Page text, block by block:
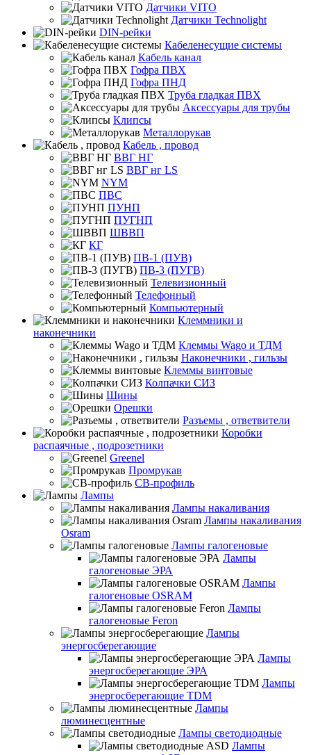
Датчики VITO
Датчики Technolight
DIN-рейки
Кабеленесущие системы
Кабель канал
Гофра ПВХ
Гофра ПНД
Труба гладкая ПВХ
Аксессуары для трубы
Клипсы
Металлорукав
Кабель , провод
ВВГ НГ
ВВГ нг LS
NYM
ПВС
ПУНП
ПУГНП
ШВВП
КГ
ПВ-1 (ПУВ)
ПВ-3 (ПУГВ)
Телевизионный
Телефонный
Компьютерный
Клеммники и
наконечники
Клеммы Wago и ТДМ
Наконечники , гильзы
Клеммы винтовые
Колпачки СИЗ
Шины
Орешки
Разъемы , ответвители
Коробки
распаячные , подрозетники
Greenel
Промрукав
СВ-профиль
Лампы
Лампы накаливания
Лампы накаливания
Osram
Лампы галогеновые
Лампы
галогеновые ЭРА
Лампы
галогеновые OSRAM
Лампы
галогеновые Feron
Лампы
энергосберегающие
Лампы
энергосберегающие ЭРА
Лампы
энергосберегающие TDM
Лампы
люминесцентные
Лампы светодиодные
Лампы